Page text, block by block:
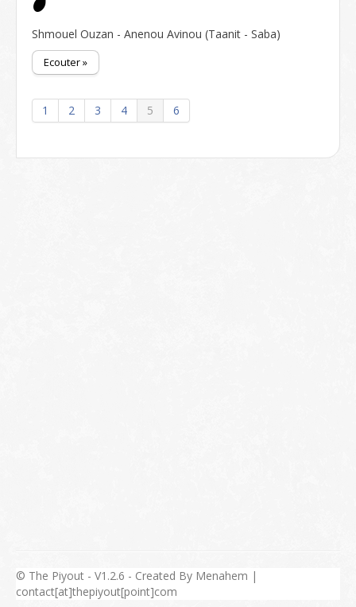
Shmouel Ouzan - Anenou Avinou (Taanit - Saba)
Ecouter »
1 2 3 4 5 6
© The Piyout - V1.2.6 - Created By Menahem |
contact[at]thepiyout[point]com